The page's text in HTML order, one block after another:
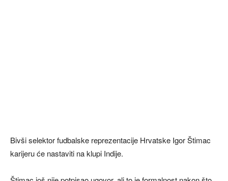
Bivši selektor fudbalske reprezentacije Hrvatske Igor Štimac
karijeru će nastaviti na klupi Indije.